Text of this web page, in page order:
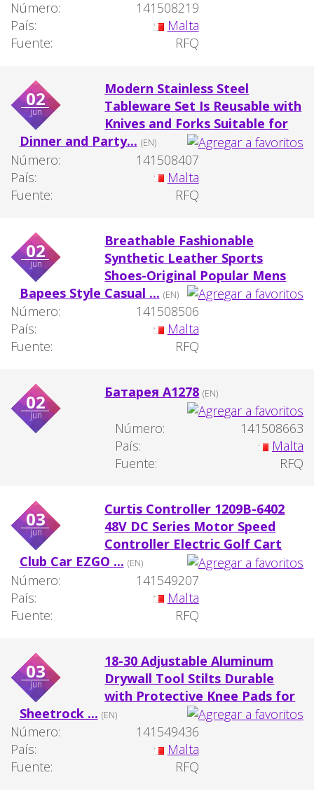
Número:
141508219
País:
Malta
Fuente:
RFQ
02
jun
Modern Stainless Steel
Tableware Set Is Reusable with
Knives and Forks Suitable for
Dinner and Party... (EN)
Número:
141508407
País:
Malta
Fuente:
RFQ
02
jun
Breathable Fashionable
Synthetic Leather Sports
Shoes-Original Popular Mens
Bapees Style Casual ... (EN)
Número:
141508506
País:
Malta
Fuente:
RFQ
02
jun
Батарея А1278 (EN)
Número:
141508663
País:
Malta
Fuente:
RFQ
03
jun
Curtis Controller 1209B-6402
48V DC Series Motor Speed
Controller Electric Golf Cart
Club Car EZGO ... (EN)
Número:
141549207
País:
Malta
Fuente:
RFQ
03
jun
18-30 Adjustable Aluminum
Drywall Tool Stilts Durable
with Protective Knee Pads for
Sheetrock ... (EN)
Número:
141549436
País:
Malta
Fuente:
RFQ